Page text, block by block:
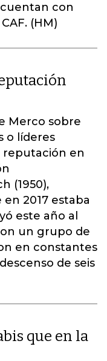
con
(HM)
Merco sobre
o líderes
reputación en
(1950),
2017 estaba
este año al
un grupo de
en constantes
de seis
que en la